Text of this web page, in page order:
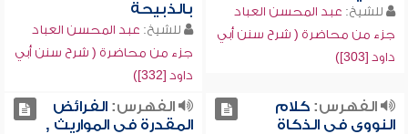
للشيخ: عبد المحسن العباد
جزء من محاضرة ( شرح سنن أبي
داود [303])
بالذبيحة
للشيخ: عبد المحسن العباد
جزء من محاضرة ( شرح سنن أبي
داود [332])
الفهرس:كلام
النووي في الذكاة
الفهرس:الفرائض
المقدرة في المواريث ,